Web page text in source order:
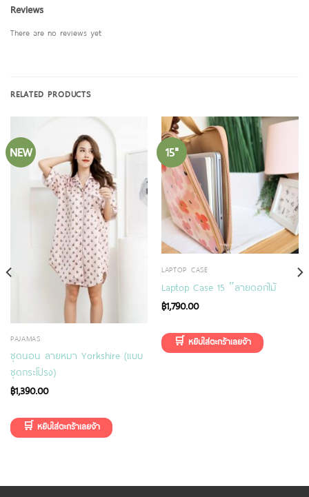
Reviews
There are no reviews yet
RELATED PRODUCTS
NEW
PAJAMAS
ชุดนอน ลายหมา Yorkshire (แบบ
ชุดกระโปรง)
฿1,390.00
15"
LAPTOP CASE
Laptop Case 15 ″ลายดอกไม้
฿1,790.00